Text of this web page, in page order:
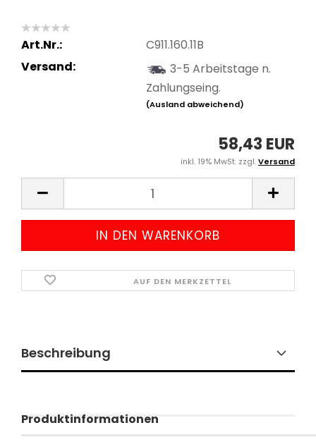
Art.Nr.:
C911.160.11B
Versand:
3-5 Arbeitstage n.
Zahlungseing.
(Ausland abweichend)
58,43 EUR
inkl. 19% MwSt. zzgl.Versand
AUF DEN MERKZETTEL
Beschreibung
Produktinformationen